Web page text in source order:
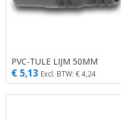
PVC-TULE LIJM 50MM
€ 5,13 Excl. BTW: € 4,24